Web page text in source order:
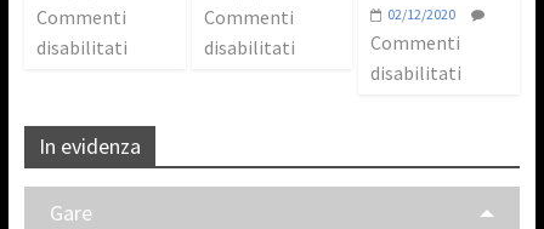
Commenti
disabilitati
Commenti
disabilitati
02/12/2020
Commenti
disabilitati
In evidenza
Gare